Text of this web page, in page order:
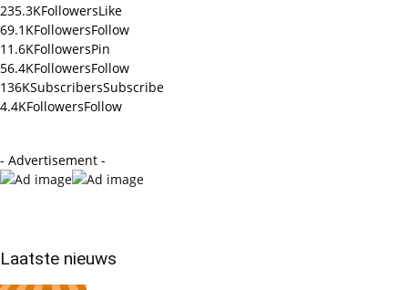
235.3KFollowersLike
69.1KFollowersFollow
11.6KFollowersPin
56.4KFollowersFollow
136KSubscribersSubscribe
4.4KFollowersFollow
- Advertisement -
Laatste nieuws